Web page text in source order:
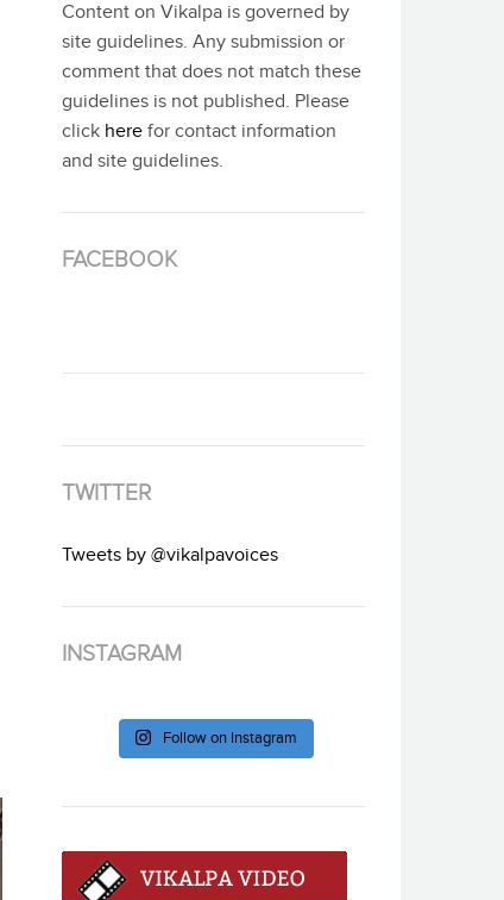
Content on Vikalpa is governed by
site guidelines. Any submission or
comment that does not match these
guidelines is not published. Please
click here for contact information
and site guidelines.
FACEBOOK
TWITTER
Tweets by @vikalpavoices
INSTAGRAM
Follow on Instagram